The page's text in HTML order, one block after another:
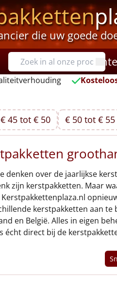
die uw goede
€ 45 tot € 50 € 50 tot € 55
over de jaarlijkse
zijn kerstpakketten. Maar
kerstpakketten aan
en België. Alles in eigen
direct bij de